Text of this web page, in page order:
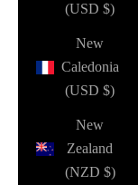
(USD $)
New
Caledonia
(USD $)
New
Zealand
(NZD $)